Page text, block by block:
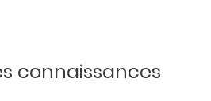
connaissances